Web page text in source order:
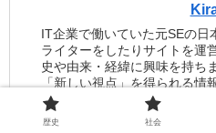
IT企業で働いていた元SEの日
ライターをしたりサイトを運
史や由来・経緯に興味を持ち
「新しい視点」を得られる情
歴史 社会